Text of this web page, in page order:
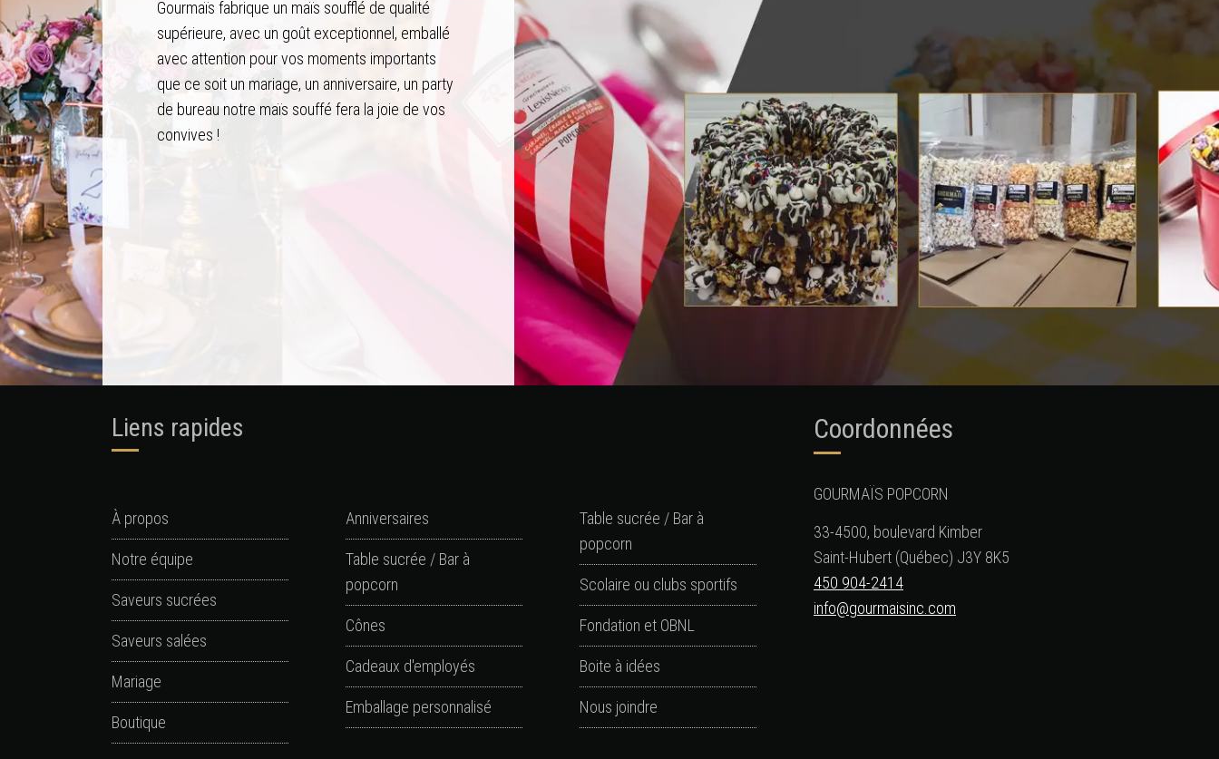
Gourmaïs fabrique un maïs soufflé de qualité
supérieure, avec un goût exceptionnel, emballé
avec attention pour vos moments importants
que ce soit un mariage, un anniversaire, un party
de bureau notre maïs souffé fera la joie de vos
convives !
Liens rapides
À propos
Notre équipe
Saveurs sucrées
Saveurs salées
Mariage
Boutique
Anniversaires
Table sucrée / Bar à
popcorn
Cônes
Cadeaux d'employés
Emballage personnalisé
Table sucrée / Bar à
popcorn
Scolaire ou clubs sportifs
Fondation et OBNL
Boite à idées
Nous joindre
Coordonnées
GOURMAÏS POPCORN
33-4500, boulevard Kimber
Saint-Hubert (Québec) J3Y 8K5
450 904-2414
info@gourmaisinc.com